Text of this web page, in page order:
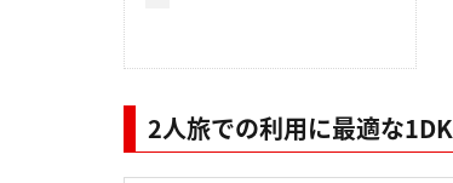
2人旅での利用に最適な1DK